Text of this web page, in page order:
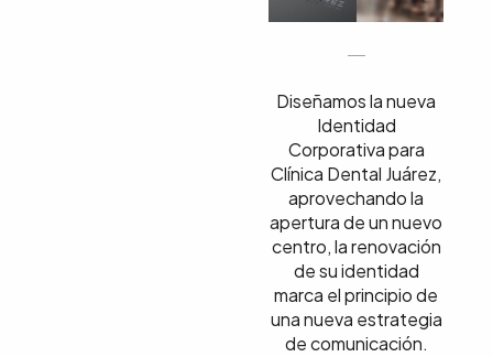
Diseñamos la nueva
Identidad
Corporativa para
Clínica Dental Juárez,
aprovechando la
apertura de un nuevo
centro, la renovación
de su identidad
marca el principio de
una nueva estrategia
de comunicación.